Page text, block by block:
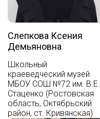
Слепкова Ксения
Демьяновна
Школьный
краеведческий музей
МБОУ СОШ №72 им. В.Е.
Стаценко (Ростовская
область, Октябрьский
район, ст. Кривянская)